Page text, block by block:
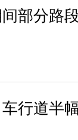
部分路
行道半